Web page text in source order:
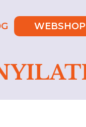
WEBSHOP